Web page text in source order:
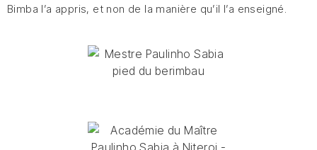
Bimba l’a appris, et non de la manière qu’il l’a enseigné.